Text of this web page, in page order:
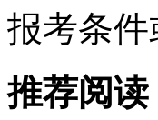
报考条
推荐阅读